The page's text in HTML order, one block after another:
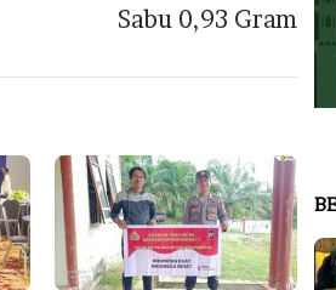
Sabu 0,93 Gram